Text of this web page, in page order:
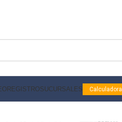
REGISTROSUCURSALES Calculadora